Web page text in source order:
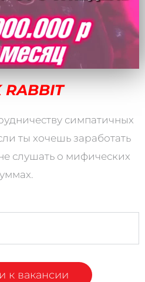
RABBIT
симпатичных
ты хочешь заработать
слушать о мифических
к вакансии